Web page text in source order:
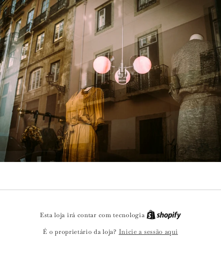
Esta loja irá contar com tecnologia
É o proprietário da loja? Inicie a sessão aqui